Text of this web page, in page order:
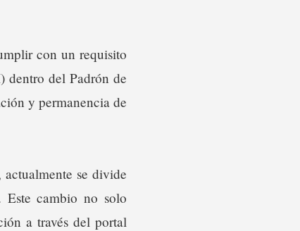
con un requisito
dentro del Padrón de
y permanencia de
se divide
Este cambio no solo
a través del portal